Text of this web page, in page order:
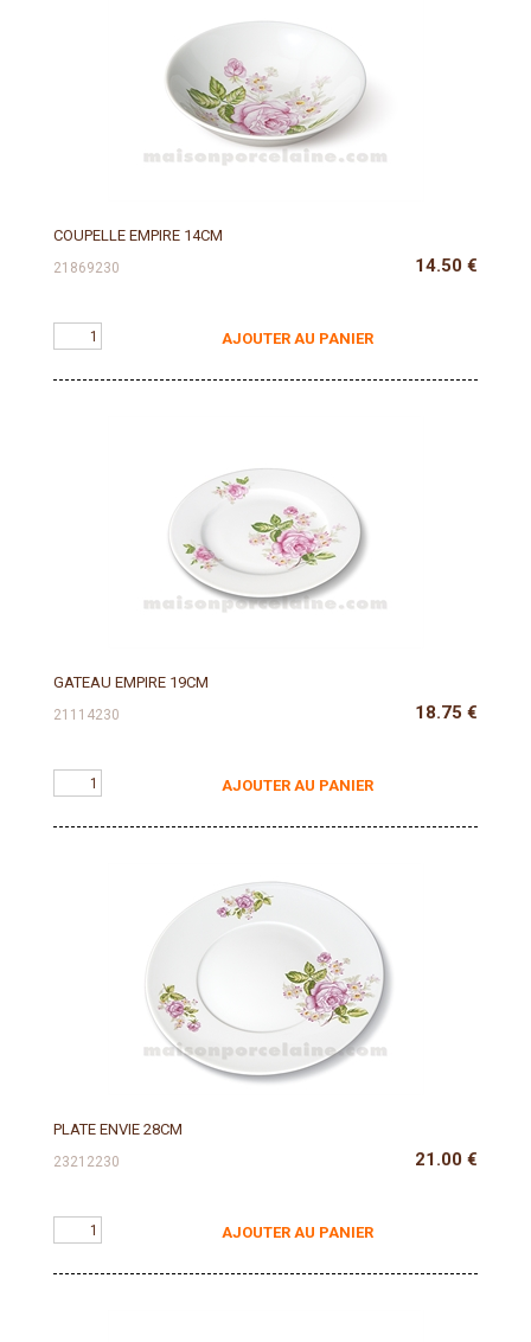
COUPELLE EMPIRE 14CM
21869230 14.50 €
AJOUTER AU PANIER
GATEAU EMPIRE 19CM
21114230 18.75 €
AJOUTER AU PANIER
PLATE ENVIE 28CM
23212230 21.00 €
AJOUTER AU PANIER